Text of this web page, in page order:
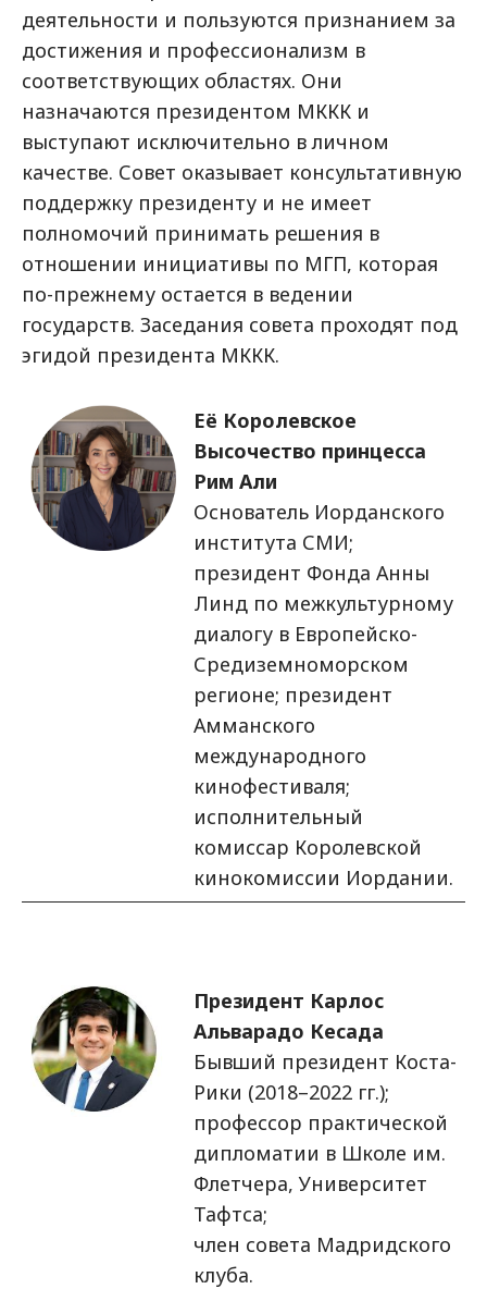
деятельности и пользуются признанием за
достижения и профессионализм в
соответствующих областях. Они
назначаются президентом МККК и
выступают исключительно в личном
качестве. Совет оказывает консультативную
поддержку президенту и не имеет
полномочий принимать решения в
отношении инициативы по МГП, которая
по-прежнему остается в ведении
государств. Заседания совета проходят под
эгидой президента МККК.
Изображение
Её Королевское
Высочество принцесса
Рим Али
Основатель Иорданского
института СМИ;
президент Фонда Анны
Линд по межкультурному
диалогу в Европейско-
Средиземноморском
регионе; президент
Амманского
международного
кинофестиваля;
исполнительный
комиссар Королевской
кинокомиссии Иордании.
Изображение
Президент Карлос
Альварадо Кесада
Бывший президент Коста-
Рики (2018–2022 гг.);
профессор практической
дипломатии в Школе им.
Флетчера, Университет
Тафтса;
член совета Мадридского
клуба.